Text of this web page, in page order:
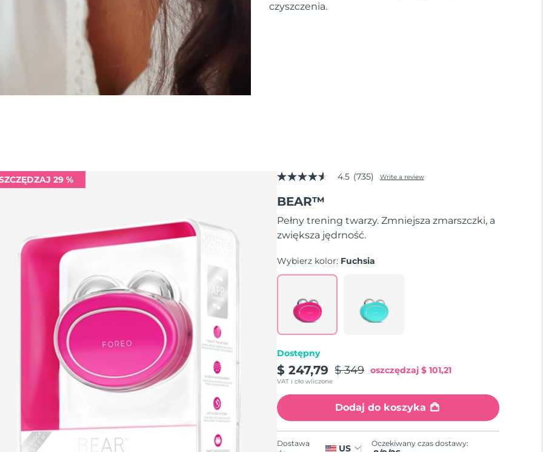
czyszczenia.
29 %
4.5
of
stars,
average
rating
Read
735
Reviews.
page
link.
4.5 (735) Write a review
BEAR™
Pełny trening twarzy. Zmniejsza zmarszczki, a
zwiększa jędrność.
Wybierz kolor: Fuchsia
Dostępny
$ 247,79 $ 349 oszczędzaj$ 101,21
VAT i cło wliczone
Dodaj do koszyka
Dostawa
US Oczekiwany czas dostawy: